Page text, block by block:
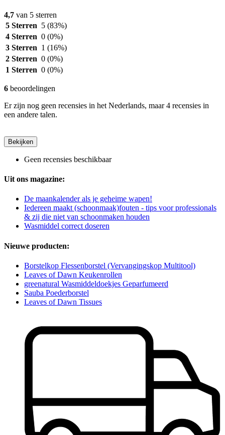
4,7 van 5 sterren
5 Sterren 5 (83%)
4 Sterren 0 (0%)
3 Sterren 1 (16%)
2 Sterren 0 (0%)
1 Sterren 0 (0%)
6 beoordelingen
Er zijn nog geen recensies in het Nederlands, maar 4 recensies in
een andere talen.
Bekijken
Geen recensies beschikbaar
Uit ons magazine:
De maankalender als je geheime wapen!
Iedereen maakt (schoonmaak)fouten - tips voor professionals
& zij die niet van schoonmaken houden
Wasmiddel correct doseren
Nieuwe producten:
Borstelkop Flessenborstel (Vervangingskop Multitool)
Leaves of Dawn Keukenrollen
greenatural Wasmiddeldoekjes Geparfumeerd
Sauba Poederborstel
Leaves of Dawn Tissues